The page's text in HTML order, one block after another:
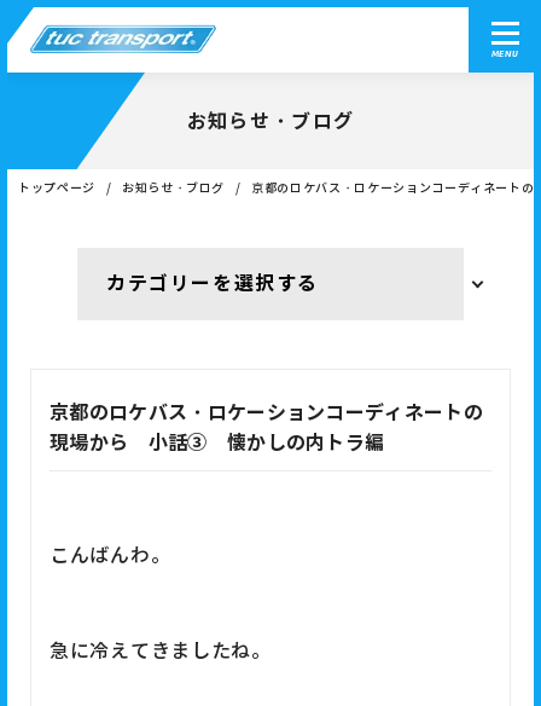
MENU
お知らせ・ブログ
トップページ お知らせ・ブログ 京都のロケバス・ロケーションコーディネー
京都のロケバス・ロケーションコーディネートの
現場から 小話③ 懐かしの内トラ編
こんばんわ。
急に冷えてきましたね。